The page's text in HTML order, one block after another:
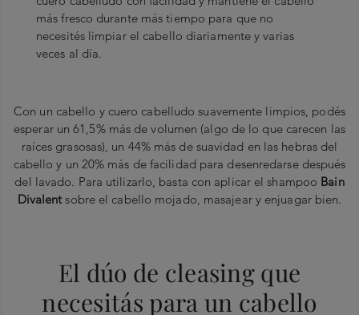
más fresco durante más tiempo para que no
necesités limpiar el cabello diariamente y varias
veces al día.
Con un cabello y cuero cabelludo suavemente limpios, podés
esperar un 61,5% más de volumen (algo de lo que carecen las
raíces grasosas), un 44% más de suavidad en las hebras del
cabello y un 20% más de facilidad para desenredarse después
del lavado. Para utilizarlo, basta con aplicar el shampoo Bain
Divalent sobre el cabello mojado, masajear y enjuagar bien.
El dúo de cleasing que
necesitás para un cabello